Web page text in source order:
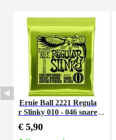
Ernie Ball 2221 Regula
r Slinky 010 - 046 snare
€ 5,90